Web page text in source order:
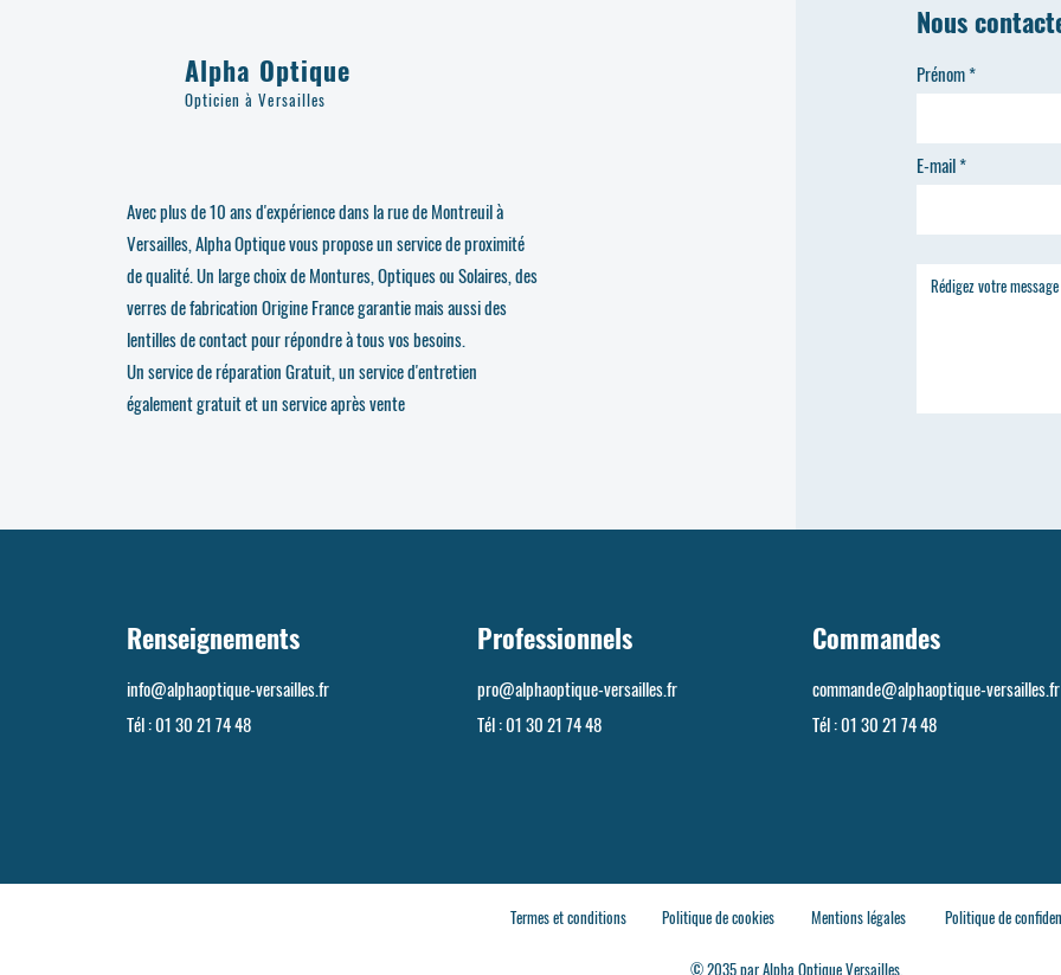
Alpha Optique
Opticien à Versailles
Avec plus de 10 ans d'expérience dans la rue de Montreuil à
Versailles, Alpha Optique vous propose un service de proximité
de qualité. Un large choix de Montures, Optiques ou Solaires, des
verres de fabrication Origine France garantie mais aussi des
lentilles de contact pour répondre à tous vos besoins.
Un service de réparation Gratuit, un service d'entretien
également gratuit et un service après vente
Nous
Prénom
E-mail
Renseignements
info@alphaoptique-versailles.fr
Tél :01 30 21 74 48
Professionnels
pro@alphaoptique-versailles.fr
Tél :01 30 21 74 48
Commandes
commande@alphaoptique-versailles.fr
Tél :01 30 21 74 48
Termes et conditions Politique de cookies Mentions légales Politique de
© 2035 par Alpha Optique Versailles.